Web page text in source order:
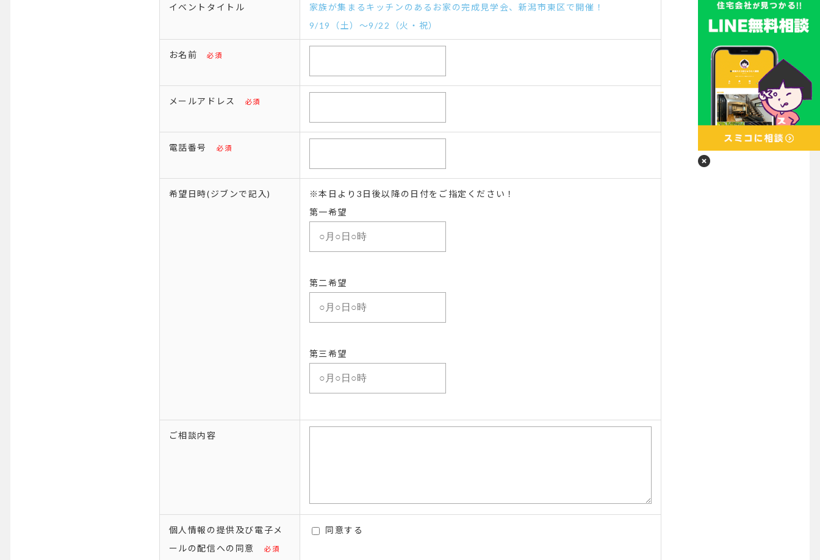
イベントタイトル
家族が集まるキッチンのあるお家の完成見学会、新潟市東区で開催！
9/19（土）～9/22（火・祝）
お名前
メールアドレス
電話番号
希望日時(ジブンで記入)
※本日より3日後以降の日付をご指定ください！
第一希望
第二希望
第三希望
ご相談内容
個人情報の提供及び電子メ
ールの配信への同意
同意する